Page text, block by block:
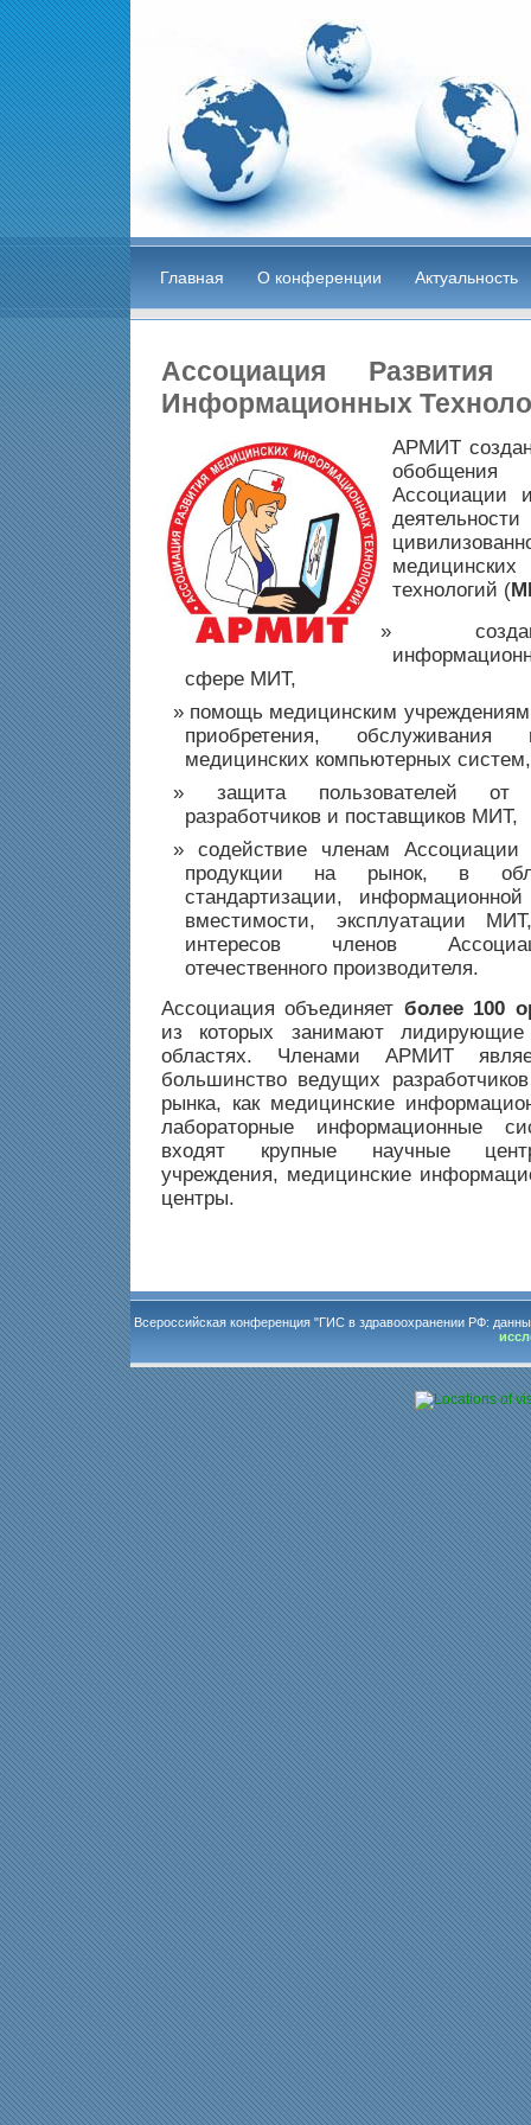
Главная О конференции Актуальность
Ассоциация Развития
Информационных
АРМИТ
Ассоциации
технологий (
сфере МИТ,
помощь медицинским
приобретения, обслуживания
медицинских компьютерных систем,
защита пользователей от
разработчиков и поставщиков МИТ,
содействие членам
продукции на рынок, в
стандартизации,
вместимости, эксплуатации
интересов членов
отечественного производителя.
Ассоциация объединяет более 100
из которых занимают
областях. Членами АРМИТ
большинство ведущих
рынка, как медицинские
лабораторные информационные
входят крупные научные
учреждения, медицинские
центры.
Всероссийская конференция "ГИС в здравоохранении РФ: